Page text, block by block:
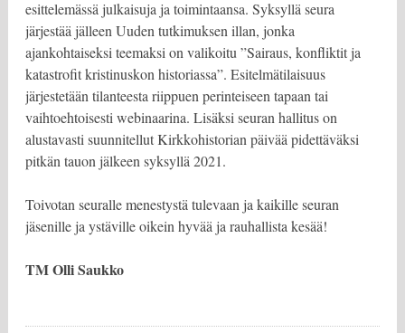
esittelemässä julkaisuja ja toimintaansa. Syksyllä seura
järjestää jälleen Uuden tutkimuksen illan, jonka
ajankohtaiseksi teemaksi on valikoitu ”Sairaus, konfliktit ja
katastrofit kristinuskon historiassa”. Esitelmätilaisuus
järjestetään tilanteesta riippuen perinteiseen tapaan tai
vaihtoehtoisesti webinaarina. Lisäksi seuran hallitus on
alustavasti suunnitellut Kirkkohistorian päivää pidettäväksi
pitkän tauon jälkeen syksyllä 2021.
Toivotan seuralle menestystä tulevaan ja kaikille seuran
jäsenille ja ystäville oikein hyvää ja rauhallista kesää!
TM Olli Saukko